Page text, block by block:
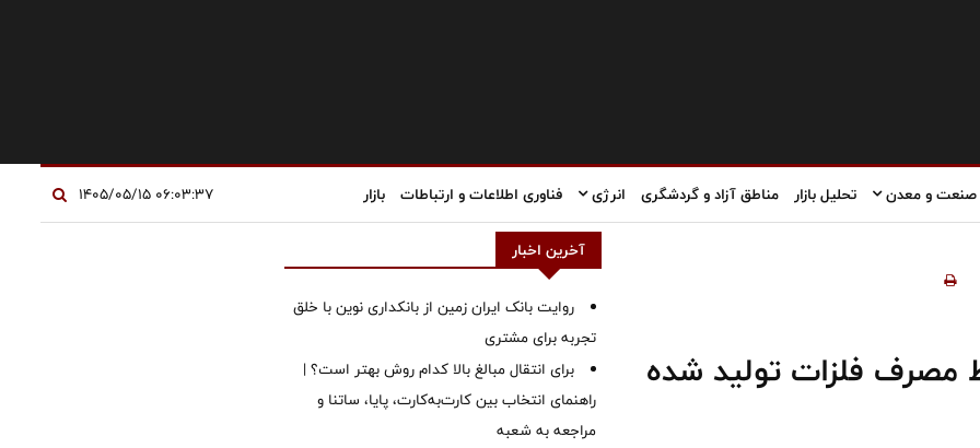
صنعت و معدن تحلیل بازار مناطق آزاد و گردشگری انرژی فناوری اطلاعات و ارتباطات بازار
مصرف فلزات تولید شده
آخرین اخبار
روایت بانک ایران زمین از بانکداری نوین با خلق
تجربه برای مشتری
برای انتقال مبالغ بالا کدام روش بهتر است؟ |
راهنمای انتخاب بین کارت‌به‌کارت، پایا، ساتنا و
مراجعه به شعبه